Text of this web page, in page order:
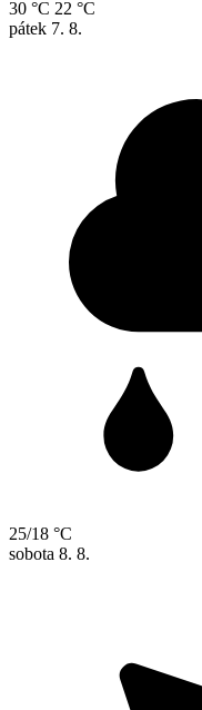
30 °C 22 °C
pátek 7. 8.
25/18 °C
sobota 8. 8.